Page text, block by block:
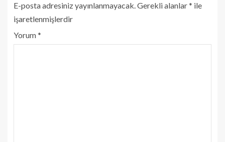
E-posta adresiniz yayınlanmayacak.Gerekli alanlar* ile
işaretlenmişlerdir
Yorum*